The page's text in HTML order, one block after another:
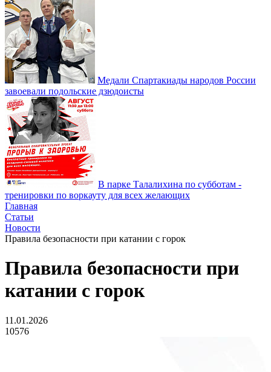
Медали Спартакиады народов России
завоевали подольские дзюдоисты
В парке Талалихина по субботам -
тренировки по воркауту для всех желающих
Главная
Статьи
Новости
Правила безопасности при катании с горок
Правила безопасности при
катании с горок
11.01.2026
10576